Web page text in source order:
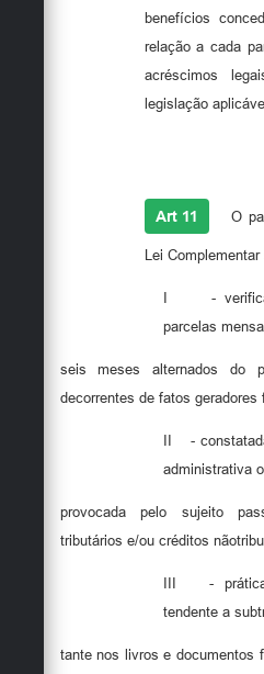
benefícios
relação a cada
acréscimos
legislação
Art 11 O
Lei
-
parcelas
seis meses alternados do
decorrentes de fatos geradores
-
administrativa
provocada pelo sujeito
tributários e/ou créditos
-
tendente a
tante nos livros e documentos